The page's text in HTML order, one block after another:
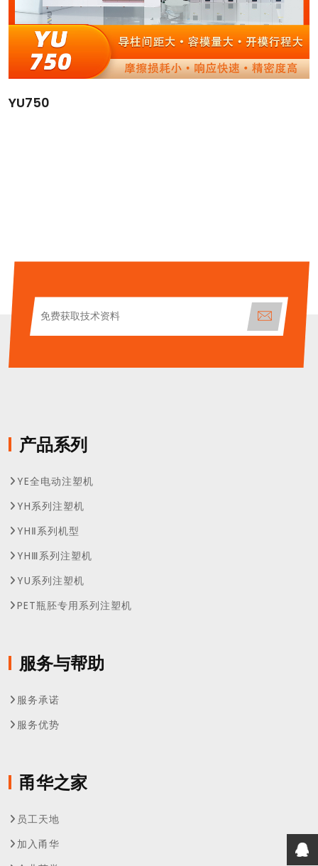
YU750
产品系列
YE全电动注塑机
YH系列注塑机
YHⅡ系列机型
YHⅢ系列注塑机
YU系列注塑机
PET瓶胚专用系列注塑机
服务与帮助
服务承诺
服务优势
甬华之家
员工天地
加入甬华